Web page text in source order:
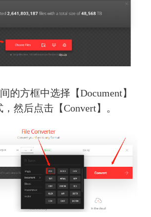
的方框中选择【Document】
然后点击【Convert】。